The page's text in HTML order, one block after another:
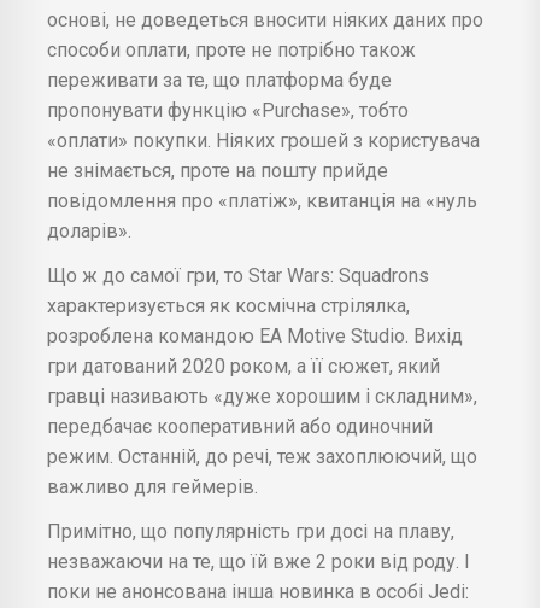
основі, не доведеться вносити ніяких даних про
способи оплати, проте не потрібно також
переживати за те, що платформа буде
пропонувати функцію «Purchase», тобто
«оплати» покупки. Ніяких грошей з користувача
не знімається, проте на пошту прийде
повідомлення про «платіж», квитанція на «нуль
доларів».
Що ж до самої гри, то Star Wars: Squadrons
характеризується як космічна стрілялка,
розроблена командою EA Motive Studio. Вихід
гри датований 2020 роком, а її сюжет, який
гравці називають «дуже хорошим і складним»,
передбачає кооперативний або одиночний
режим. Останній, до речі, теж захоплюючий, що
важливо для геймерів.
Примітно, що популярність гри досі на плаву,
незважаючи на те, що їй вже 2 роки від роду. І
поки не анонсована інша новинка в особі Jedi: